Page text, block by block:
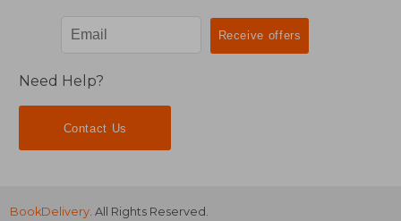
Need Help?
Contact Us
BookDelivery. All Rights Reserved.